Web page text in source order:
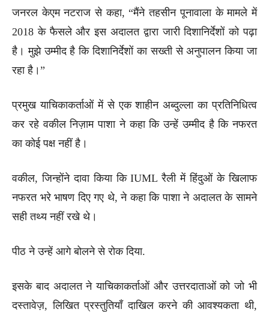
जनरल केएम नटराज से कहा, “मैंने तहसीन पूनावाला के मामले में
2018 के फैसले और इस अदालत द्वारा जारी दिशानिर्देशों को पढ़ा
है। मुझे उम्मीद है कि दिशानिर्देशों का सख्ती से अनुपालन किया जा
रहा है।”
प्रमुख याचिकाकर्ताओं में से एक शाहीन अब्दुल्ला का प्रतिनिधित्व
कर रहे वकील निज़ाम पाशा ने कहा कि उन्हें उम्मीद है कि नफरत
का कोई पक्ष नहीं है।
वकील, जिन्होंने दावा किया कि IUML रैली में हिंदुओं के खिलाफ
नफरत भरे भाषण दिए गए थे, ने कहा कि पाशा ने अदालत के सामने
सही तथ्य नहीं रखे थे।
पीठ ने उन्हें आगे बोलने से रोक दिया.
इसके बाद अदालत ने याचिकाकर्ताओं और उत्तरदाताओं को जो भी
दस्तावेज़, लिखित प्रस्तुतियाँ दाखिल करने की आवश्यकता थी,